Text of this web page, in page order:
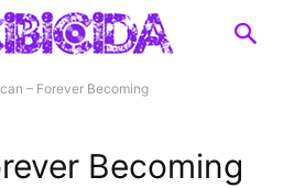
– Forever Becoming
Becoming